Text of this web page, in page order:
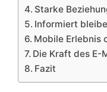
Starke
Informiert
Mobile Erlebnis
Die Kraft des E-
Fazit